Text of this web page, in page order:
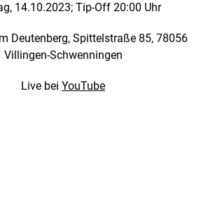
14.10.2023; Tip-Off 20:00 Uhr
Deutenberg, Spittelstraße 85, 78056
Villingen-Schwenningen
Live bei YouTube